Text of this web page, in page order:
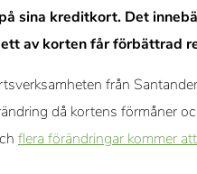
sina kreditkort. Det
av korten får förbättrad
från
då kortens förmåner
flera förändringar kommer